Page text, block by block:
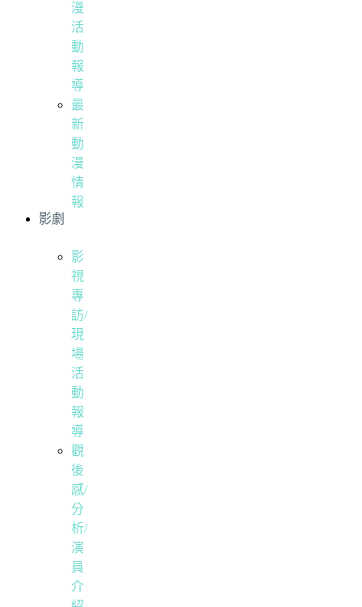
漫
活
動
報
導
最
新
動
漫
情
報
影劇
影
視
專
訪/
現
場
活
動
報
導
觀
後
感/
分
析/
演
員
介